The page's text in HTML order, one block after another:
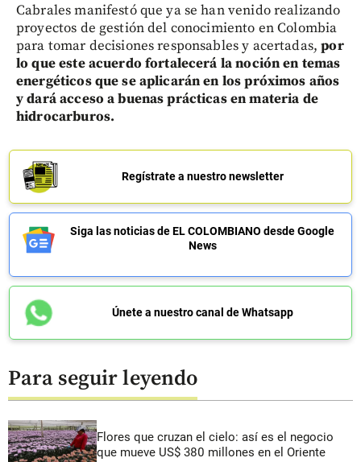
Cabrales manifestó que ya se han venido realizando
proyectos de gestión del conocimiento en Colombia
para tomar decisiones responsables y acertadas, por
lo que este acuerdo fortalecerá la noción en temas
energéticos que se aplicarán en los próximos años
y dará acceso a buenas prácticas en materia de
hidrocarburos.
Regístrate a nuestro newsletter
Siga las noticias de EL COLOMBIANO desde Google
News
Únete a nuestro canal de Whatsapp
Para seguir leyendo
Flores que cruzan el cielo: así es el negocio
que mueve US$ 380 millones en el Oriente